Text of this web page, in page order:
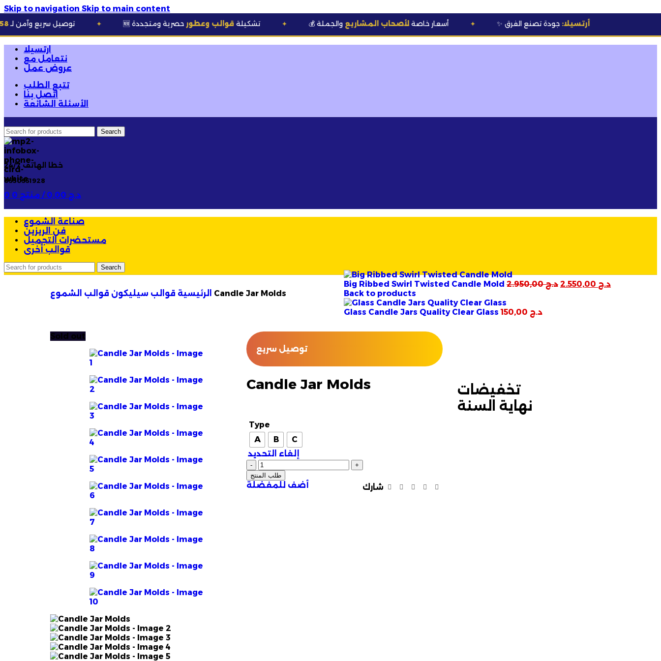
Skip to navigation Skip to main content
🚚 توصيل سريع وآمن لـ58 ولاية ✦ 🆕 تشكيلةقوالب وعطور حصرية ومتجددة ✦ 💰 أسعار خاصة لأصحاب المشاريعوالجملة ✦ ✨جودة تصنع الفرق
ارتسيلا
نتعامل مع
عروض عمل
تتبع الطلب
اتصل بنا
الأسئلة الشائعة
Search
خطا الهاتف 24/7
0550551928
0 0 منتج / د.ج
صناعة الشموع
فن الريزين
مستحضرات التجميل
قوالب أخرى
Search
الرئيسية قوالب سيليكون Candle Jar Molds
Big Ribbed Swirl Twisted Candle Mold د.ج2.950,00 د.ج
Back to products
Glass Candle Jars Quality Clear Glass
د.ج
Sold out
توصيل سريع
Candle Jar Molds
Type
A
B
C
إلغاء التحديد
طلب المنتج
أضف للمفضلة شارك
تخفيضات
نهاية السنة